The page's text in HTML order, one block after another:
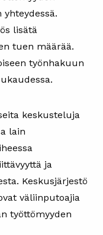
lisätä
tuen määrää.
työnhakuun
keskusteluja
lain
ja
Keskusjärjestö
väliinputoajia
työttömyyden